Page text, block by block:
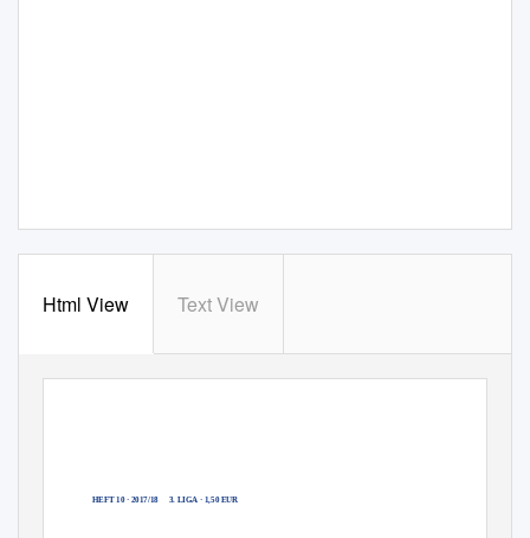
Html View Text View
HEFT 10 · 2017/18 3. LIGA · 1,50 EUR